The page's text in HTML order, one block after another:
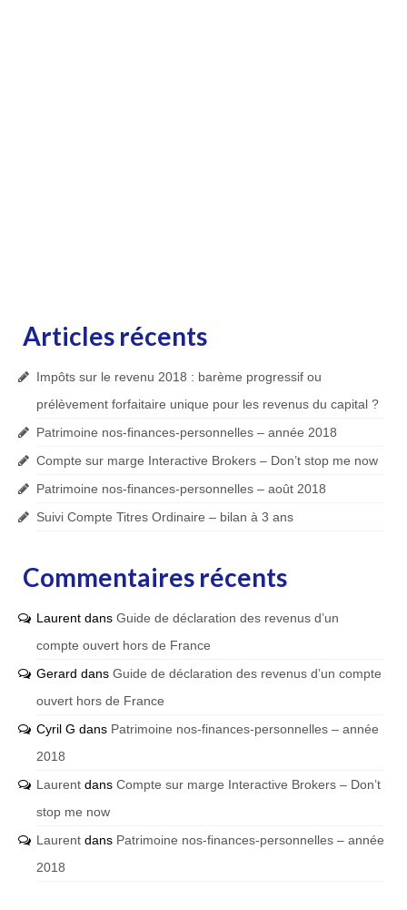
Articles récents
Impôts sur le revenu 2018 : barème progressif ou
prélèvement forfaitaire unique pour les revenus du capital ?
Patrimoine nos-finances-personnelles – année 2018
Compte sur marge Interactive Brokers – Don’t stop me now
Patrimoine nos-finances-personnelles – août 2018
Suivi Compte Titres Ordinaire – bilan à 3 ans
Commentaires récents
Laurent dans Guide de déclaration des revenus d’un
compte ouvert hors de France
Gerard dans Guide de déclaration des revenus d’un compte
ouvert hors de France
Cyril G dans Patrimoine nos-finances-personnelles – année
2018
Laurent dans Compte sur marge Interactive Brokers – Don’t
stop me now
Laurent dans Patrimoine nos-finances-personnelles – année
2018